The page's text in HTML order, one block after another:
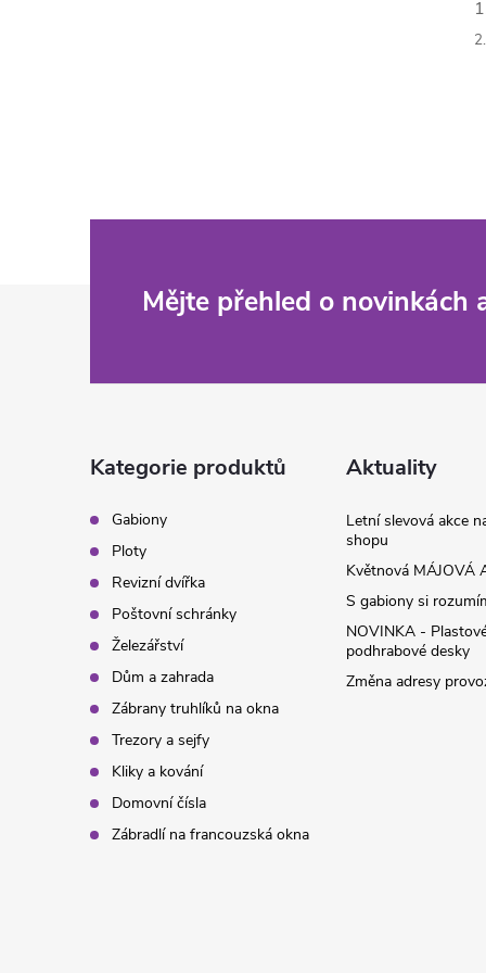
Mějte přehled o novinkách
Kategorie produktů
Gabiony
Ploty
Revizní dvířka
Poštovní schránky
Železářství
Dům a zahrada
Zábrany truhlíků na okna
Trezory a sejfy
Kliky a kování
Domovní čísla
Zábradlí na francouzská okna
Aktuality
Letní slevová akce
shopu
Květnová MÁJOVÁ
S gabiony si
NOVINKA -
podhrabové desky
Změna adresy